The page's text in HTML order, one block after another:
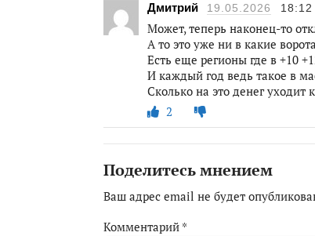
Дмитрий 19.05.2026 18:12
Может, теперь наконец-то
А то это уже ни в какие
Есть еще регионы где в +10
И каждый год ведь такое в
Сколько на это денег уходит
2
Поделитесь мнением
Ваш адрес email не будет
Комментарий *